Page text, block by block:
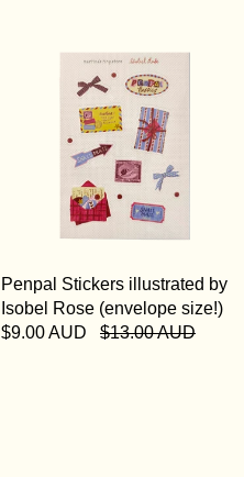
Penpal Stickers illustrated by
Isobel Rose (envelope size!)
$9.00 AUD
$13.00 AUD